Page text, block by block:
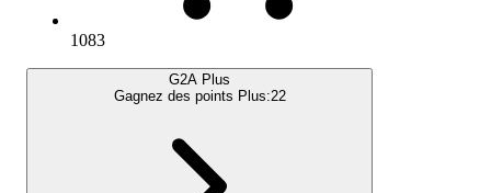
1083
G2A Plus
Gagnez des points Plus:22